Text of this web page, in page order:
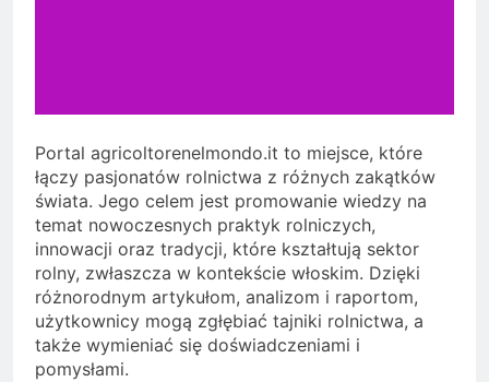
Portal agricoltorenelmondo.it to miejsce, które
łączy pasjonatów rolnictwa z różnych zakątków
świata. Jego celem jest promowanie wiedzy na
temat nowoczesnych praktyk rolniczych,
innowacji oraz tradycji, które kształtują sektor
rolny, zwłaszcza w kontekście włoskim. Dzięki
różnorodnym artykułom, analizom i raportom,
użytkownicy mogą zgłębiać tajniki rolnictwa, a
także wymieniać się doświadczeniami i
pomysłami.